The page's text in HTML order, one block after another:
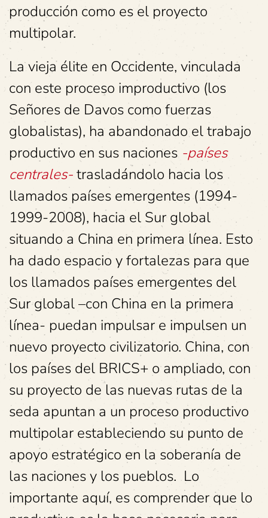
producción como es el proyecto
multipolar.
La vieja élite en Occidente, vinculada
con este proceso improductivo (los
Señores de Davos como fuerzas
globalistas), ha abandonado el trabajo
productivo en sus naciones -países
centrales-trasladándolo hacia los
llamados países emergentes (1994-
1999-2008), hacia el Sur global
situando a China en primera línea. Esto
ha dado espacio y fortalezas para que
los llamados países emergentes del
Sur global –con China en la primera
línea- puedan impulsar e impulsen un
nuevo proyecto civilizatorio. China, con
los países del BRICS+ o ampliado, con
su proyecto de las nuevas rutas de la
seda apuntan a un proceso productivo
multipolar estableciendo su punto de
apoyo estratégico en la soberanía de
las naciones y los pueblos. Lo
importante aquí, es comprender que lo